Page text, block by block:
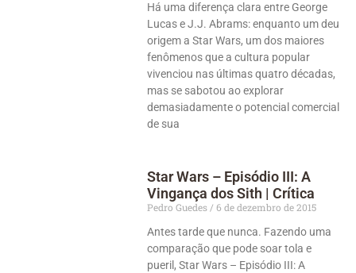
Há uma diferença clara entre George
Lucas e J.J. Abrams: enquanto um deu
origem a Star Wars, um dos maiores
fenômenos que a cultura popular
vivenciou nas últimas quatro décadas,
mas se sabotou ao explorar
demasiadamente o potencial comercial
de sua
Star Wars – Episódio III: A
Vingança dos Sith | Crítica
Pedro Guedes
6 de dezembro de 2015
Antes tarde que nunca. Fazendo uma
comparação que pode soar tola e
pueril, Star Wars – Episódio III: A